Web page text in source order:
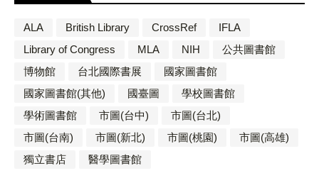
ALA British Library CrossRef
IFLA
Library of Congress
MLA NIH
公共圖書館
博物館
台北國際書展
國家圖書館
國家圖書館(其他)
國臺圖
學校圖書館
學術圖書館
市圖(台中)
市圖(台北)
市圖(台南)
市圖(新北) 市圖(桃園)
市圖(高雄)
獨立書店
醫學圖書館